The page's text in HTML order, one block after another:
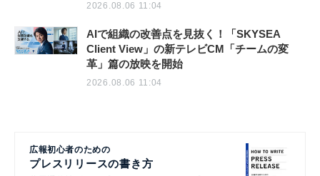
2026.08.06 11:04
AIで組織の改善点を見抜く！「SKYSEA
Client View」の新テレビCM「チームの変
革」篇の放映を開始
2026.08.06 11:04
広報初心者のための
プレスリリースの書き方